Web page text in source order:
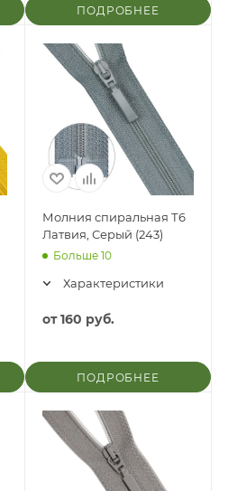
ПОДРОБНЕЕ
Молния спиральная Т6
Латвия, Серый (243)
Больше 10
Характеристики
от160 руб.
ПОДРОБНЕЕ